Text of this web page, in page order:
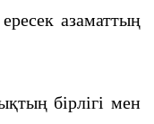
азаматтың
бірлігі мен